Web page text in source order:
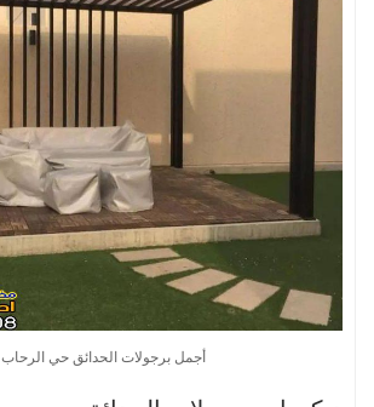
أجمل برجولات الحدائق حي الرحاب